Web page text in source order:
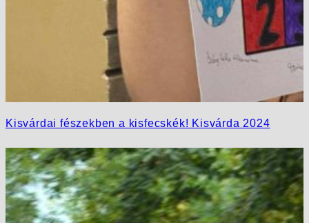
Kisvárdai fészekben a kisfecskék! Kisvárda 2024